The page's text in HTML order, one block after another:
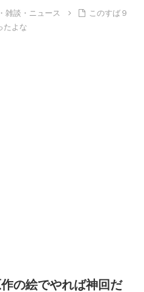
雑談・ニュース
このすば９
たよな
の絵でやれば神回だ